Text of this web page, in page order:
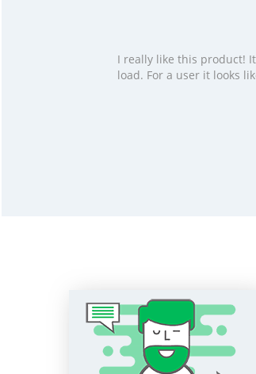
I really like this product!
load. For a user it looks